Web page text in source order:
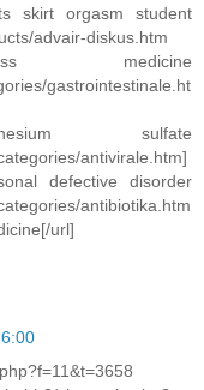
skirt orgasm student
advair-diskus.htm
medicine
gastrointestinale.ht
sulfate
antivirale.htm]
defective disorder
antibiotika.htm
url]